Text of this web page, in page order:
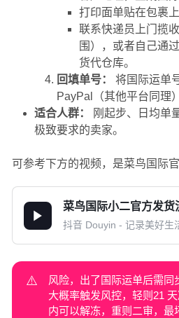
打印面单贴在包裹上
联系快递员上门揽
围），或者自己通
货代仓库。
回填单号：
将国际运单
PayPal（其他平台同理
适合人群：
刚起步、日均单
极致要求的卖家。
可参考下方的视频，是菜鸟国际
菜鸟国际小二官方发货
抖音 Douyin - 记录美好生
⚠️
风险，出了国际运单后需同
大概率触发风控，轻则21
内可以解冻，重则二审，最